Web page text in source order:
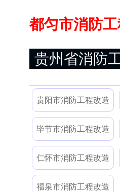
都匀市消防
贵州省消防
贵阳市消防工程改造
毕节市消防工程改造
仁怀市消防工程改造
福泉市消防工程改造